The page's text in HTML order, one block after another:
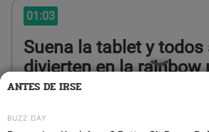
01:03
Suena la tablet y todos
divierten en la rainbow
La tablet de La Venganza de los ex
ANTES DE IRSE